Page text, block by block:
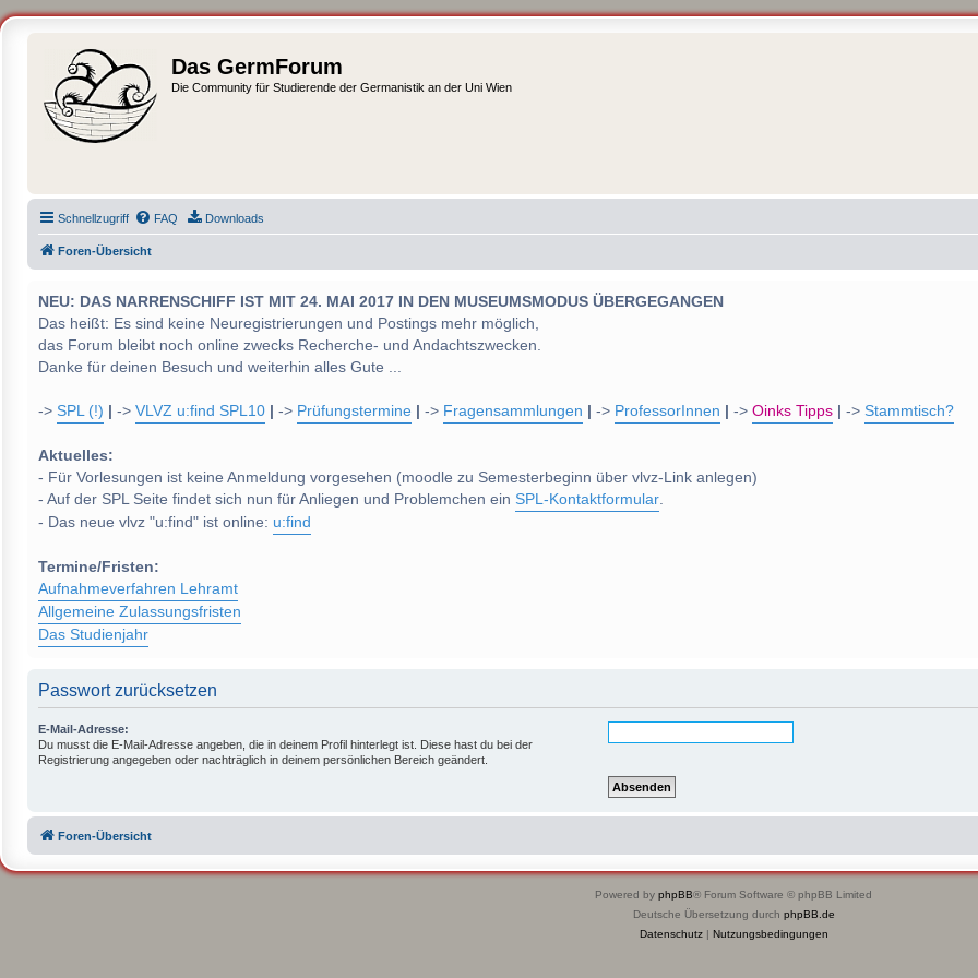
Das GermForum
Die Community für Studierende der Germanistik an der Uni Wien
Schnellzugriff FAQ Downloads
Foren-Übersicht
NEU: DAS NARRENSCHIFF IST MIT 24. MAI 2017 IN DEN MUSEUMSMODUS ÜBERGEGANGEN
Das heißt: Es sind keine Neuregistrierungen und Postings mehr möglich,
das Forum bleibt noch online zwecks Recherche- und Andachtszwecken.
Danke für deinen Besuch und weiterhin alles Gute ...
-> SPL (!) -> VLVZ u:find SPL10 -> Prüfungstermine -> Fragensammlungen -> ProfessorInnen -> Oinks Tipps -> Stammtisch?
Aktuelles:
- Für Vorlesungen ist keine Anmeldung vorgesehen (moodle zu Semesterbeginn über vlvz-Link anlegen)
- Auf der SPL Seite findet sich nun für Anliegen und Problemchen ein SPL-Kontaktformular.
- Das neue vlvz "u:find" ist online: u:find
Termine/Fristen:
Aufnahmeverfahren Lehramt
Allgemeine Zulassungsfristen
Das Studienjahr
Passwort zurücksetzen
E-Mail-Adresse:
Du musst die E-Mail-Adresse angeben, die in deinem Profil hinterlegt ist. Diese hast du bei der
Registrierung angegeben oder nachträglich in deinem persönlichen Bereich geändert.
Foren-Übersicht
Powered by phpBB® Forum Software © phpBB Limited
Deutsche Übersetzung durch phpBB.de
Datenschutz| Nutzungsbedingungen